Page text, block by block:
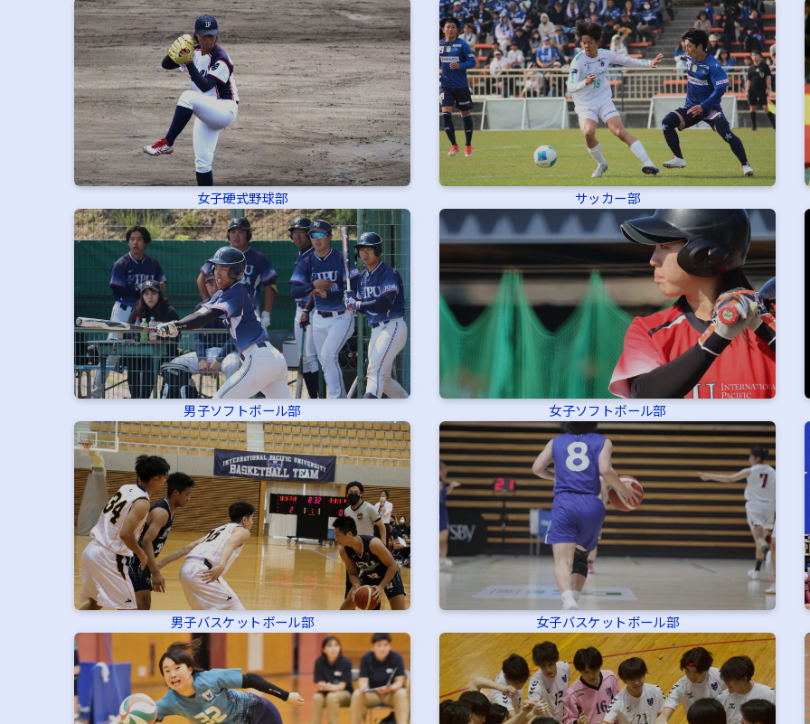
女子硬式野球部 サッカー部
男子ソフトボール部 女子ソフトボール部
男子バスケットボール部 女子バスケットボール部